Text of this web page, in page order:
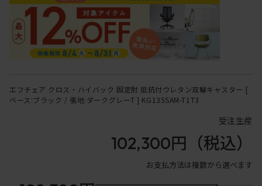
エフチェア クロス・ハイバック 固定肘 抵抗付ウレタン双輪キャスター [
ベース:ブラック / 張地:ダークグレーT ] KG135SAM-T1T3
受注生産
102,300円 （税込）
お支払方法は複数から選べます